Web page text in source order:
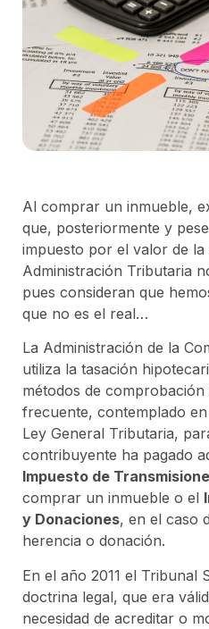
Al comprar un inmueble,
que, posteriormente y
impuesto por el valor de
Administración Tributaria
pues consideran que
que no es el real…
La Administración de la
utiliza la tasación
métodos de comprobación
frecuente, contemplado
Ley General Tributaria,
contribuyente ha pagado
Impuesto de
comprar un inmueble o el
y Donaciones, en el caso
herencia o donación.
En el año 2011 el Tribunal
doctrina legal, que era
necesidad de acreditar o